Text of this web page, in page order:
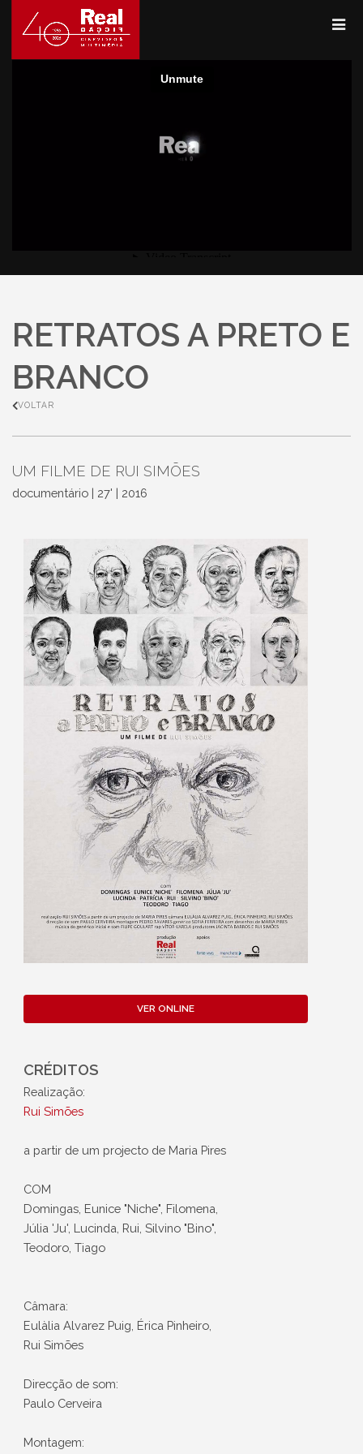
RETRATOS A PRETO E
BRANCO
VOLTAR
UM FILME DE RUI SIMÕES
documentário | 27' | 2016
VER ONLINE
CRÉDITOS
Realização:
Rui Simões
a partir de um projecto de Maria Pires
COM
Domingas, Eunice "Niche", Filomena,
Júlia 'Ju', Lucinda, Rui, Silvino "Bino",
Teodoro, Tiago
Câmara:
Eulàlia Alvarez Puig, Érica Pinheiro,
Rui Simões
Direcção de som:
Paulo Cerveira
Montagem: